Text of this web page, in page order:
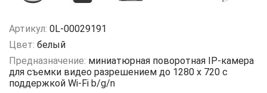
Артикул: 0L-00029191
Цвет: белый
Предназначение: миниатюрная поворотная IP-камера
для съемки видео разрешением до 1280 х 720 с
поддержкой Wi-Fi b/g/n